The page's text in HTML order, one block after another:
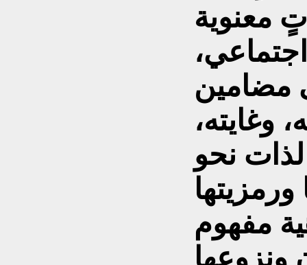
معنوية
مضامين
وغايته،
نحو
مفهوم
ونزوعها